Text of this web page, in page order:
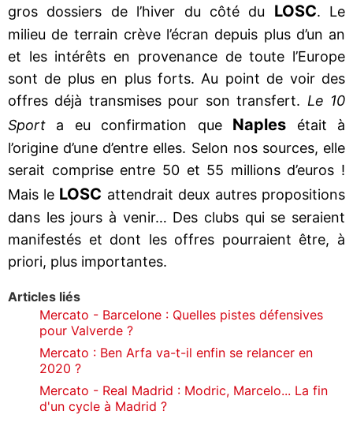
gros dossiers de l’hiver du côté du LOSC. Le
milieu de terrain crève l’écran depuis plus d’un an
et les intérêts en provenance de toute l’Europe
sont de plus en plus forts. Au point de voir des
offres déjà transmises pour son transfert. Le 10
Sport a eu confirmation que Naples était à
l’origine d’une d’entre elles. Selon nos sources, elle
serait comprise entre 50 et 55 millions d’euros !
Mais le LOSC attendrait deux autres propositions
dans les jours à venir… Des clubs qui se seraient
manifestés et dont les offres pourraient être, à
priori, plus importantes.
Articles liés
Mercato - Barcelone : Quelles pistes défensives
pour Valverde ?
Mercato : Ben Arfa va-t-il enfin se relancer en
2020 ?
Mercato - Real Madrid : Modric, Marcelo... La fin
d'un cycle à Madrid ?